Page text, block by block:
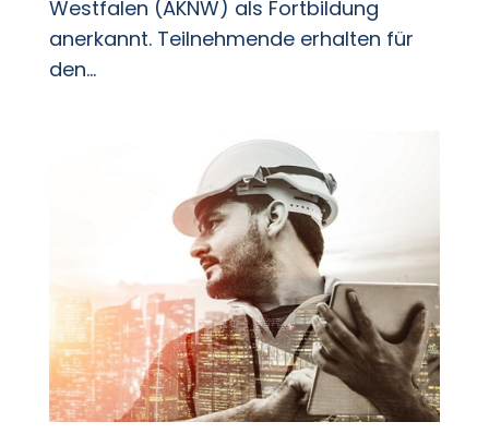
Westfalen (AKNW) als Fortbildung
anerkannt. Teilnehmende erhalten für
den...